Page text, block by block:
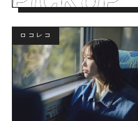
ロコレコ